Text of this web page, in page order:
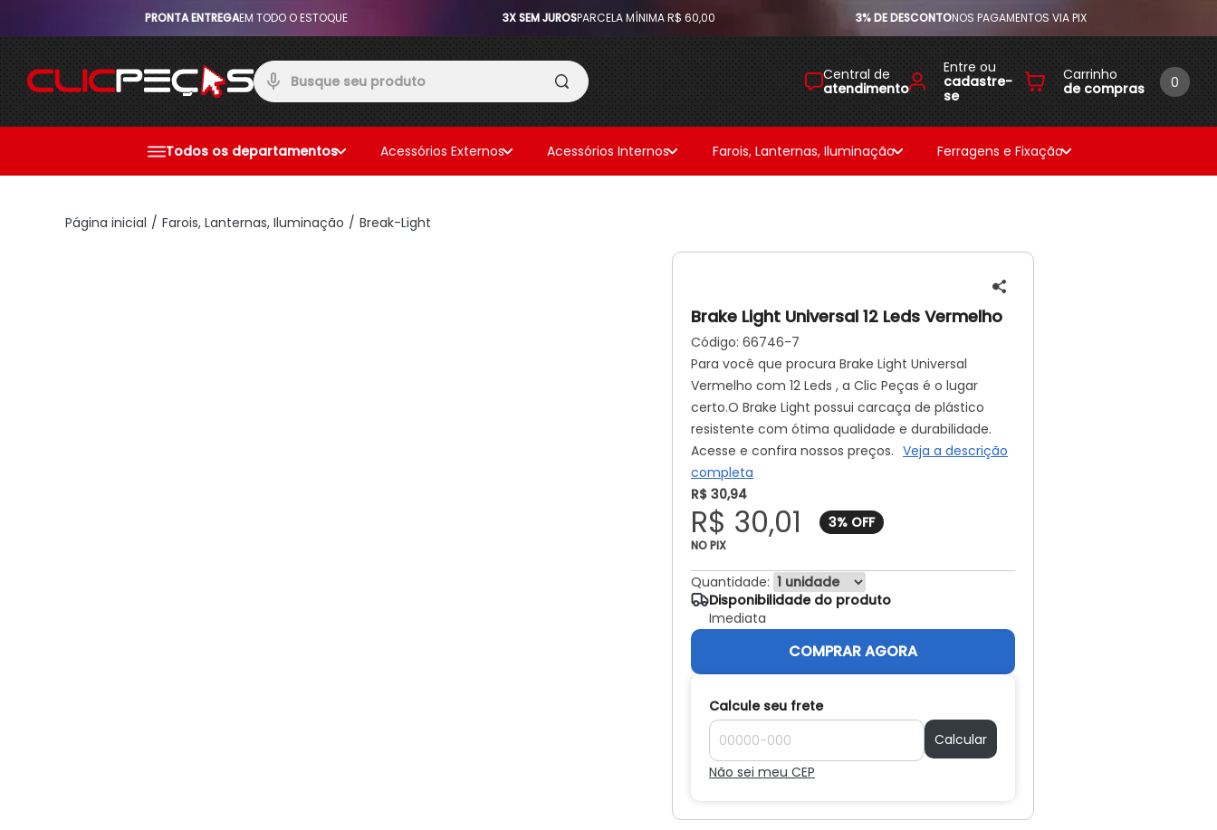
PRONTA ENTREGAEM TODO O ESTOQUE 3X SEM JUROSPARCELA MÍNIMA R$ 60,00 3% DE DESCONTONOS PAGAMENTOS VIA PIX
Central de
atendimento
Entre ou
cadastre-
se
Carrinho
de compras
0
Todos os departamentos Acessórios Externos Acessórios Internos Farois, Lanternas, Iluminação Ferragens e Fixação
Página inicial Farois, Lanternas, Iluminação Break-Light
Brake Light Universal 12 Leds Vermelho
Código: 66746-7
Para você que procura Brake Light Universal
Vermelho com 12 Leds , a Clic Peças é o lugar
certo.O Brake Light possui carcaça de plástico
resistente com ótima qualidade e durabilidade.
Acesse e confira nossos preços. Veja a descrição
completa
R$ 30,94
R$ 30,01
NO PIX
Quantidade:
Disponibilidade do produto
Imediata
COMPRAR AGORA
Calcule seu frete
Calcular
Não sei meu CEP